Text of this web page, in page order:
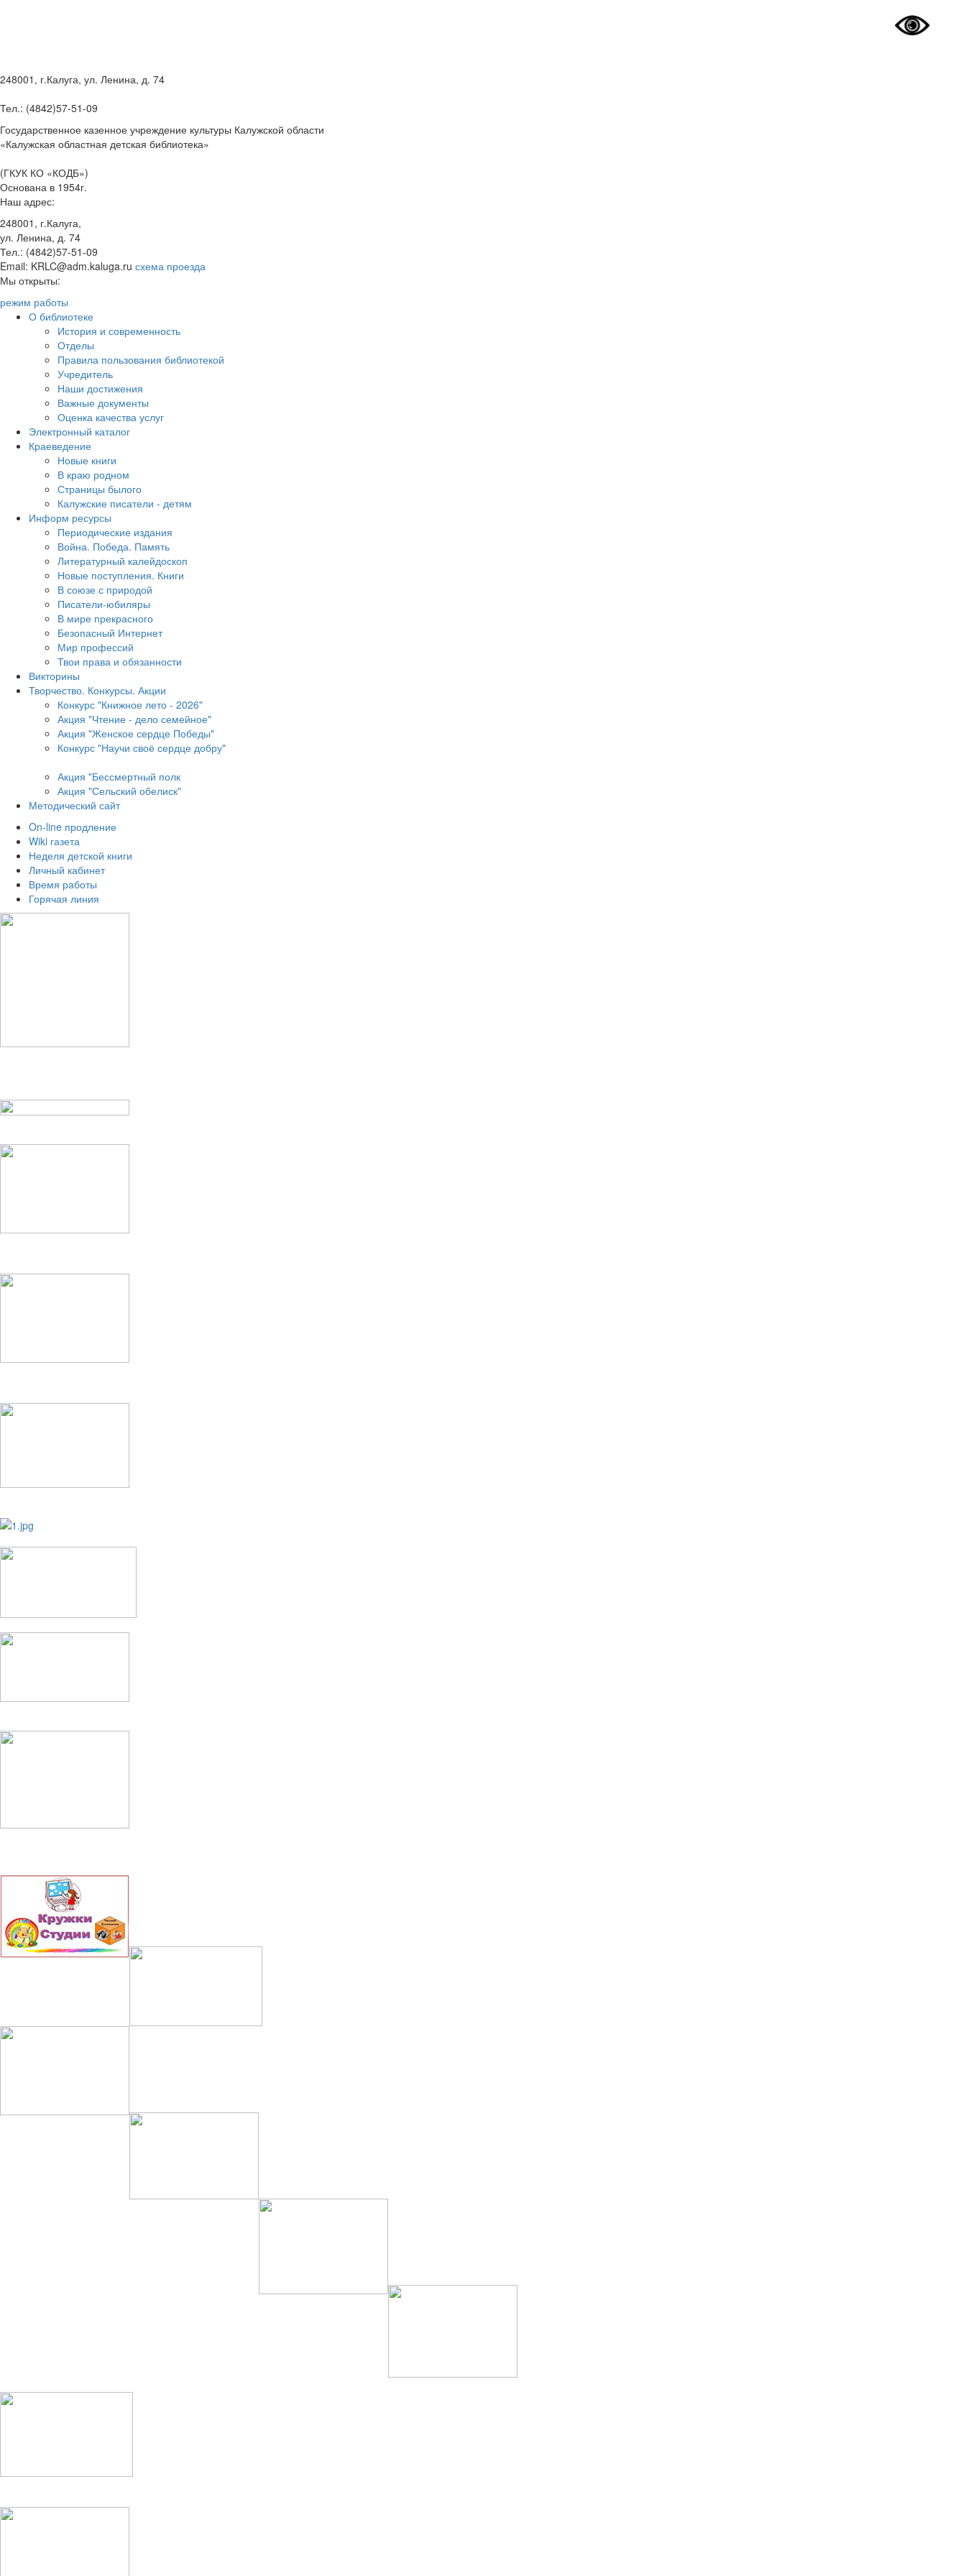
248001, г.Калуга, ул. Ленина, д. 74
Тел.: (4842)57-51-09
Государственное казенное учреждение культуры Калужской области
«Калужская областная детская библиотека»
(ГКУК КО «КОДБ»)
Основана в 1954г.
Наш адрес:
248001, г.Калуга,
ул. Ленина, д. 74
Тел.: (4842)57-51-09
Email: KRLC@adm.kaluga.ru схема проезда
Мы открыты:
режим работы
О библиотеке
История и современность
Отделы
Правила пользования библиотекой
Учредитель
Наши достижения
Важные документы
Оценка качества услуг
Электронный каталог
Краеведение
Новые книги
В краю родном
Страницы былого
Калужские писатели - детям
Информ ресурсы
Периодические издания
Война. Победа. Память
Литературный калейдоскоп
Новые поступления. Книги
В союзе с природой
Писатели-юбиляры
В мире прекрасного
Безопасный Интернет
Мир профессий
Твои права и обязанности
Викторины
Творчество. Конкурсы. Акции
Конкурс "Книжное лето - 2026"
Акция "Чтение - дело семейное"
Акция "Женское сердце Победы"
Конкурс "Научи своё сердце добру"
Акция "Бессмертный полк
Акция "Сельский обелиск"
Методический сайт
On-line продление
Wiki газета
Неделя детской книги
Личный кабинет
Время работы
Горячая линия